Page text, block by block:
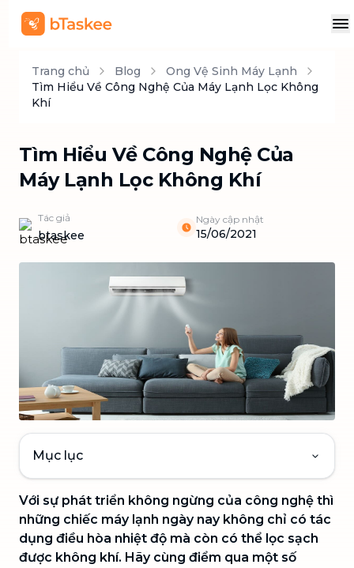
Trang chủ Blog
Ong Vệ Sinh Máy Lạnh
Tìm Hiểu Về Công Nghệ Của Máy Lạnh Lọc Không
Khí
Tìm Hiểu Về Công Nghệ Của
Máy Lạnh Lọc Không Khí
Tác giả
btaskee
Ngày cập nhật
15/06/2021
Mục lục
Với sự phát triển không ngừng của công nghệ thì
những chiếc máy lạnh ngày nay không chỉ có tác
dụng điều hòa nhiệt độ mà còn có thể lọc sạch
được không khí. Hãy cùng điểm qua một số